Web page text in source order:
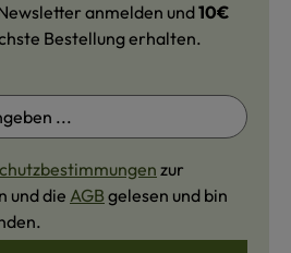
anmelden und10€
Bestellung erhalten.
zur
und die AGB gelesen und bin